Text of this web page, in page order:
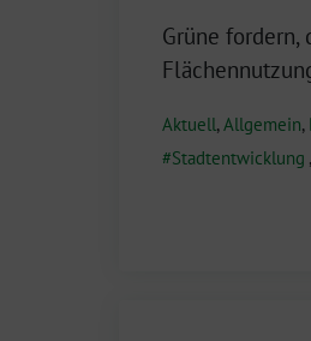
Grüne fordern,
Aktuell,Allgemein,
Stadtentwicklung ,